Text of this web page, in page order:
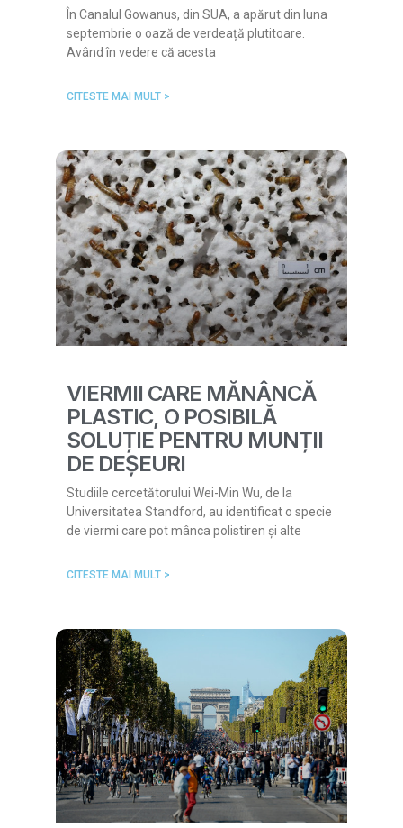
În Canalul Gowanus, din SUA, a apărut din luna
septembrie o oază de verdeață plutitoare.
Având în vedere că acesta
CITESTE MAI MULT >
VIERMII CARE MĂNÂNCĂ
PLASTIC, O POSIBILĂ
SOLUȚIE PENTRU MUNȚII
DE DEȘEURI
Studiile cercetătorului Wei-Min Wu, de la
Universitatea Standford, au identificat o specie
de viermi care pot mânca polistiren și alte
CITESTE MAI MULT >